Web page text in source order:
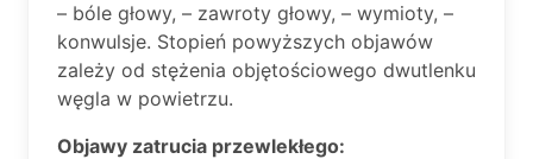
– bóle głowy, – zawroty głowy, – wymioty, –
konwulsje. Stopień powyższych objawów
zależy od stężenia objętościowego dwutlenku
węgla w powietrzu.
Objawy zatrucia przewlekłego: